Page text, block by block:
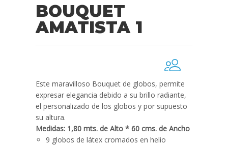
BOUQUET
AMATISTA 1
Este maravilloso Bouquet de globos, permite
expresar elegancia debido a su brillo radiante,
el personalizado de los globos y por supuesto
su altura.
Medidas: 1,80 mts. de Alto * 60 cms. de Ancho
9 globos de látex cromados en helio